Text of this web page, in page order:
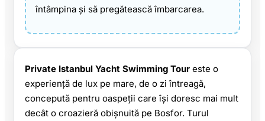
întâmpina și să pregătească îmbarcarea.
Private Istanbul Yacht Swimming Tour este o
experiență de lux pe mare, de o zi întreagă,
concepută pentru oaspeții care își doresc mai mult
decât o croazieră obișnuită pe Bosfor. Turul